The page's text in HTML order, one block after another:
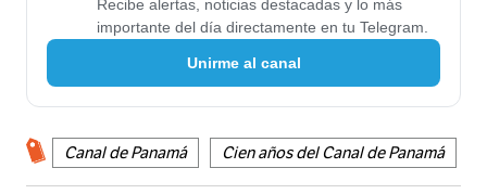
Recibe alertas, noticias destacadas y lo más
importante del día directamente en tu Telegram.
Unirme al canal
Canal de Panamá Cien años del Canal de Panamá